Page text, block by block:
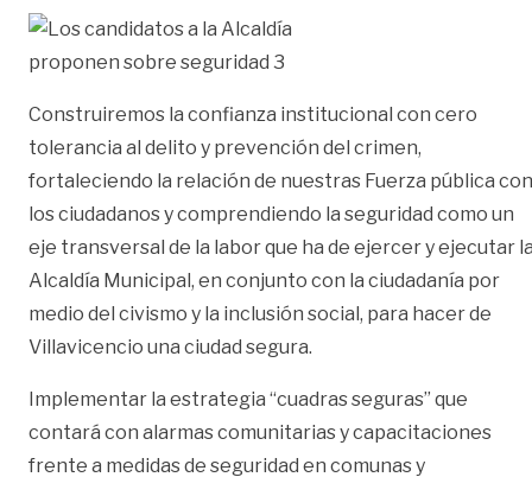
Construiremos la confianza institucional con cero
tolerancia al delito y prevención del crimen,
fortaleciendo la relación de nuestras Fuerza pública con
los ciudadanos y comprendiendo la seguridad como un
eje transversal de la labor que ha de ejercer y ejecutar
Alcaldía Municipal, en conjunto con la ciudadanía por
medio del civismo y la inclusión social, para hacer de
Villavicencio una ciudad segura.
Implementar la estrategia “cuadras seguras” que
contará con alarmas comunitarias y capacitaciones
frente a medidas de seguridad en comunas y